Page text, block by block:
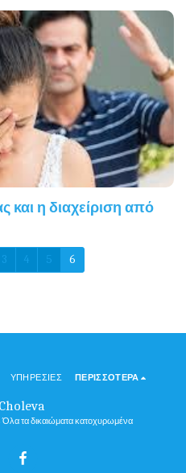
και η διαχείριση από
3 4 5 6
τα δικαιώματα κατοχυρωμένα
ΥΠΗΡΕΣΊΕΣ ΠΕΡΙΣΣΌΤΕΡΑ